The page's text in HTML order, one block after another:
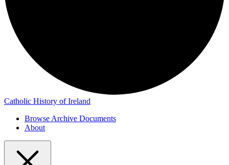
Catholic History of Ireland
Browse Archive Documents
About